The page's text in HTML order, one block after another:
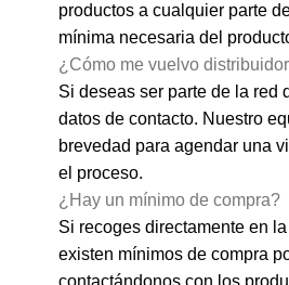
productos a cualquier parte
mínima necesaria del
¿Cómo me vuelvo
Si deseas ser parte de la
datos de contacto. Nuestro
brevedad para agendar una
el proceso.
¿Hay un mínimo de compra?
Si recoges directamente en
existen mínimos de compra